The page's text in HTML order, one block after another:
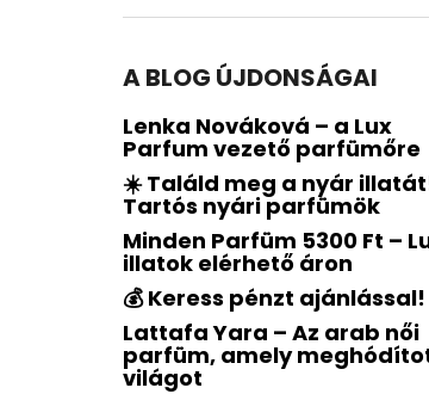
A BLOG ÚJDONSÁGAI
Lenka Nováková – a Lux
Parfum vezető parfümőre
☀️ Találd meg a nyár
Tartós nyári parfümök
Minden Parfüm 5300 Ft –
illatok elérhető áron
💰 Keress pénzt ajánlással!
Lattafa Yara – Az arab női
parfüm, amely
világot